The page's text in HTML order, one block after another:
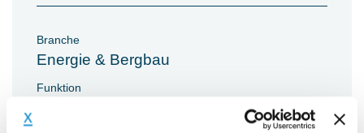
Branche
Energie & Bergbau
Funktion